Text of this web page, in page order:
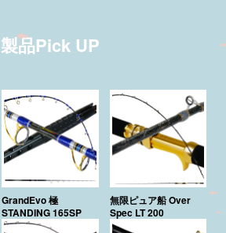
製品Pick UP
GrandEvo 極
STANDING 165SP
無限ピュア船 Over
Spec LT 200